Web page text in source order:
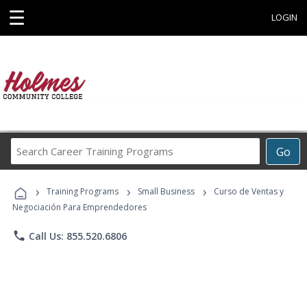
☰ LOGIN
Go
Career
Programs
› Training Programs › Small Business ›
Curso de Ventas y
Negociación Para Emprendedores
phone Call Us: 855.520.6806